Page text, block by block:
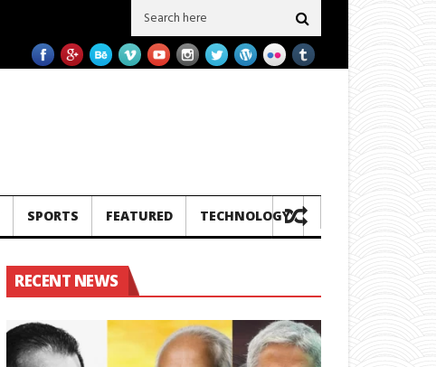
තවත් ගල් අගුරු නැවු දෙකක් ප‍්‍රමිතිය බාල බව හෙලිවේ – සමාගම මීට පෙර එවූ නැව්
SPORTS FEATURED TECHNOLOGY
RECENT NEWS